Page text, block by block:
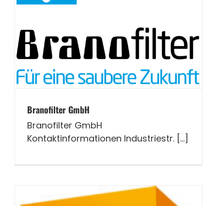
Branofilter GmbH
Branofilter GmbH
Kontaktinformationen Industriestr. [...]